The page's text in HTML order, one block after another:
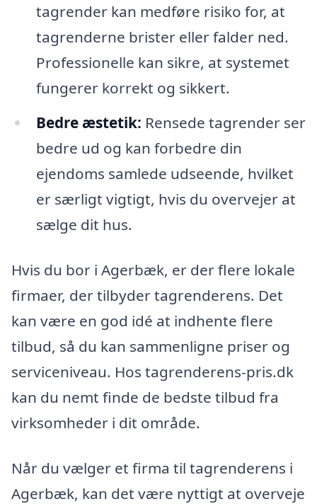
tagrender kan medføre risiko for, at
tagrenderne brister eller falder ned.
Professionelle kan sikre, at systemet
fungerer korrekt og sikkert.
Bedre æstetik: Rensede tagrender ser
bedre ud og kan forbedre din
ejendoms samlede udseende, hvilket
er særligt vigtigt, hvis du overvejer at
sælge dit hus.
Hvis du bor i Agerbæk, er der flere lokale
firmaer, der tilbyder tagrenderens. Det
kan være en god idé at indhente flere
tilbud, så du kan sammenligne priser og
serviceniveau. Hos tagrenderens-pris.dk
kan du nemt finde de bedste tilbud fra
virksomheder i dit område.
Når du vælger et firma til tagrenderens i
Agerbæk, kan det være nyttigt at overveje